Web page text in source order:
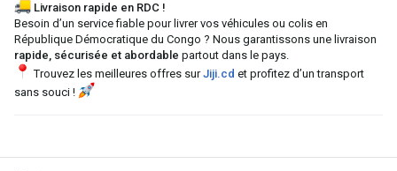
Livraison rapide en RDC !
Besoin d’un service fiable pour livrer vos véhicules ou colis en
République Démocratique du Congo ? Nous garantissons une livraison
rapide, sécurisée et abordable partout dans le pays.
Trouvez les meilleures offres surJiji.cd et profitez d’un transport
sans souci !